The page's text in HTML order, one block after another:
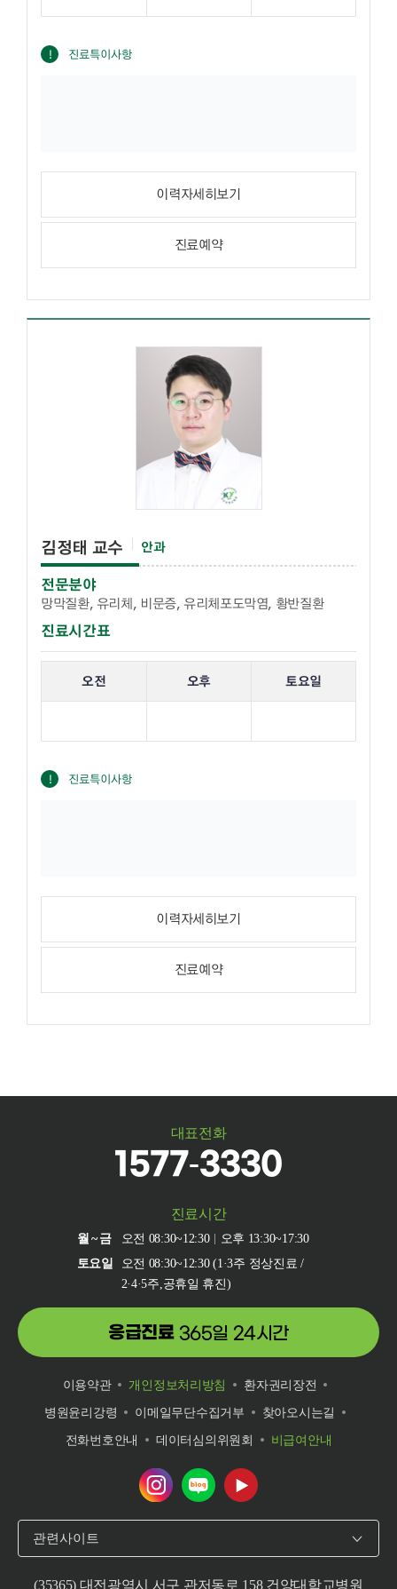
진료특이사항
이력자세히보기
진료예약
김정태 교수 안과
전문분야
망막질환, 유리체, 비문증, 유리체포도막염, 황반질환
진료시간표
오전 오후 토요일
진료특이사항
이력자세히보기
진료예약
대표전화
1577-3330
진료시간
월~금 오전 08:30~12:30
오후 13:30~17:30
토요일
오전 08:30~12:30 (1·3주 정상진료 /
2·4·5주,공휴일 휴진)
응급진료 365일 24시간
이용약관 개인정보처리방침 환자권리장전
병원윤리강령 이메일무단수집거부 찾아오시는길
전화번호안내 데이터심의위원회 비급여안내
건양대학교병원 인스타그램 바로가기
건양대학교병원 네이버 블로그 바로
건양대학교병원 유튜브 바로
관련사이트
(35365) 대전광역시 서구 관저동로 158 건양대학교병원